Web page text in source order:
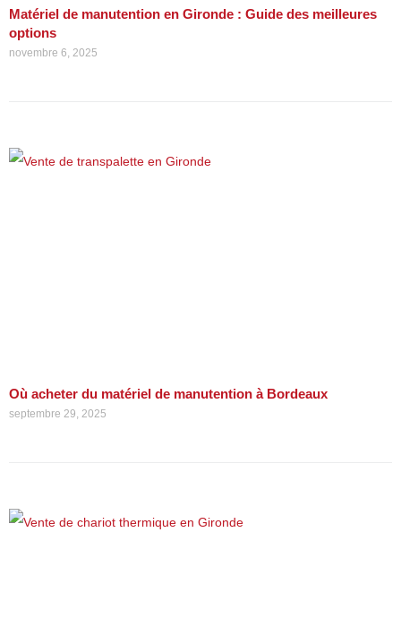
Matériel de manutention en Gironde : Guide des meilleures
options
novembre 6, 2025
Où acheter du matériel de manutention à Bordeaux
septembre 29, 2025